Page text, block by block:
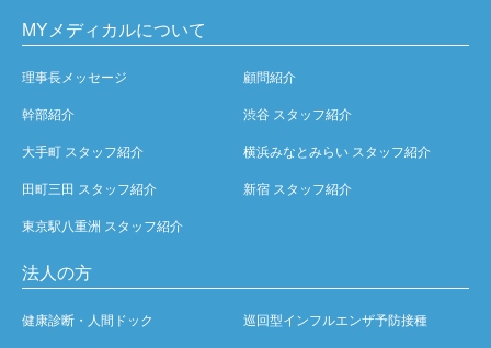
MYメディカルについて
理事長メッセージ 顧問紹介
幹部紹介 渋谷 スタッフ紹介
大手町 スタッフ紹介 横浜みなとみらい スタッフ紹介
田町三田 スタッフ紹介 新宿 スタッフ紹介
東京駅八重洲 スタッフ紹介
法人の方
健康診断・人間ドック 巡回型インフルエンザ予防接種